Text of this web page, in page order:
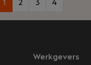
1 2 3 4
Werkgevers